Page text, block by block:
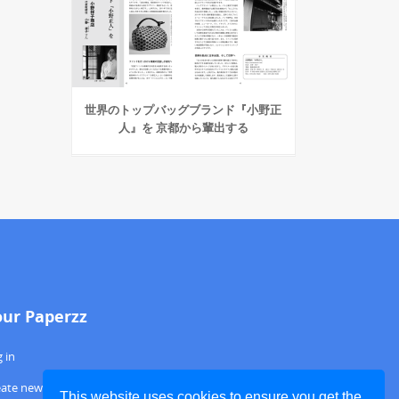
世界のトップバッグブランド『小野正
人』を 京都から輩出する
Paperzz
in
new account